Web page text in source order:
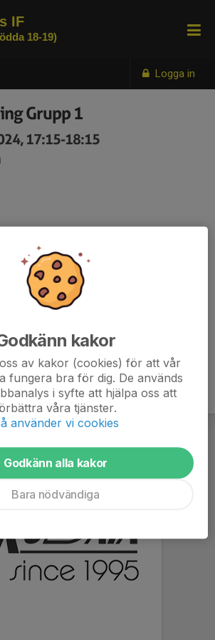
Logga in
IF
18-19)
Grupp 1
17:15-18:15
kakor
av kakor (cookies) för att vår
fungera bra för dig. De används
i syfte att hjälpa oss att
våra tjänster.
använder vi cookies
Godkänn alla kakor
Bara nödvändiga